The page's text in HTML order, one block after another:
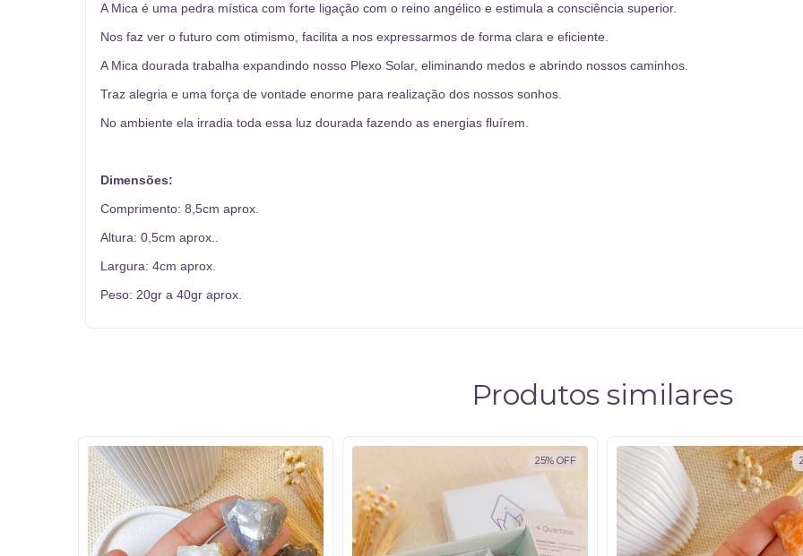
A Mica é uma pedra mística com forte ligação com o reino angélico e estimula a consciência superior.
Nos faz ver o futuro com otimismo, facilita a nos expressarmos de forma clara e eficiente.
A Mica dourada trabalha expandindo nosso Plexo Solar, eliminando medos e abrindo nossos caminhos.
Traz alegria e uma força de vontade enorme para realização dos nossos sonhos.
No ambiente ela irradia toda essa luz dourada fazendo as energias fluírem.
Dimensões:
Comprimento: 8,5cm aprox.
Altura: 0,5cm aprox..
Largura: 4cm aprox.
Peso: 20gr a 40gr aprox.
Produtos similares
25% OFF